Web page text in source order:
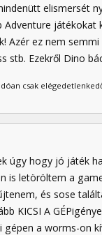
elismersét
játékokat
Azér ez nem
stb. Ezekről Dino
csak
úgy hogy jó játék
is letöröltem a
és sose
KICSI A
gépen a worms-on